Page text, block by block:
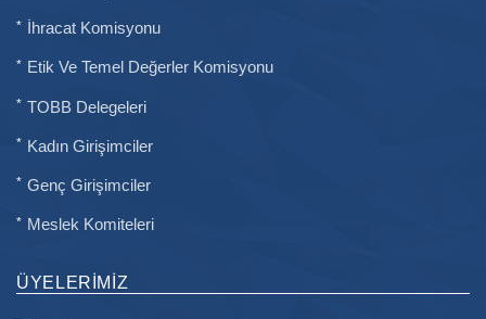
İhracat Komisyonu
Etik Ve Temel Değerler Komisyonu
TOBB Delegeleri
Kadın Girişimciler
Genç Girişimciler
Meslek Komiteleri
ÜYELERIMIZ